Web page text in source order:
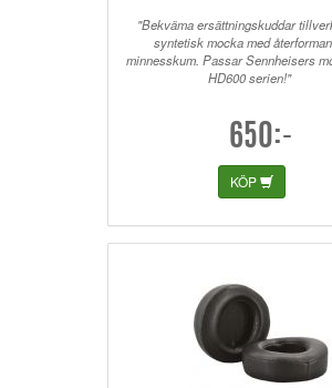
"Bekväma ersättningskuddar
syntetisk mocka med
minnesskum. Passar Sennheisers
HD600 serien!"
650:-
KÖP